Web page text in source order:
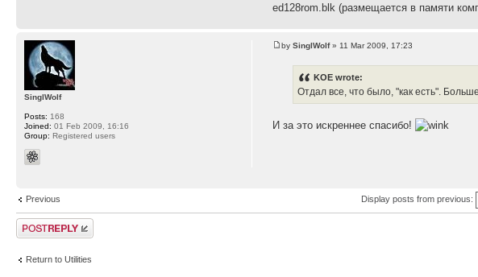
ed128rom.blk (размещается в памяти
bySinglWolf» 11 Mar 2009, 17:23
KOE wrote:
Отдал все, что было, "как есть".
И за это искреннее спасибо!
SinglWolf
Posts: 168
Joined: 01 Feb 2009, 16:16
Group: Registered users
Previous Display posts from previous:
Post a reply
Return to Utilities